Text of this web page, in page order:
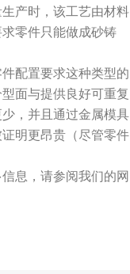
产时，该工艺由材料
零件只能做成砂铸
配置要求这种类型的
型面与提供良好可重复
，并且通过金属模具
明更昂贵（尽管零件
息，请参阅我们的网